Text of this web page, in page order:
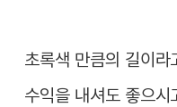
초록색 만큼의 길이
수익을 내셔도 좋으시